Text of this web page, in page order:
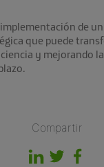
de un
que puede
y mejorando
Compartir